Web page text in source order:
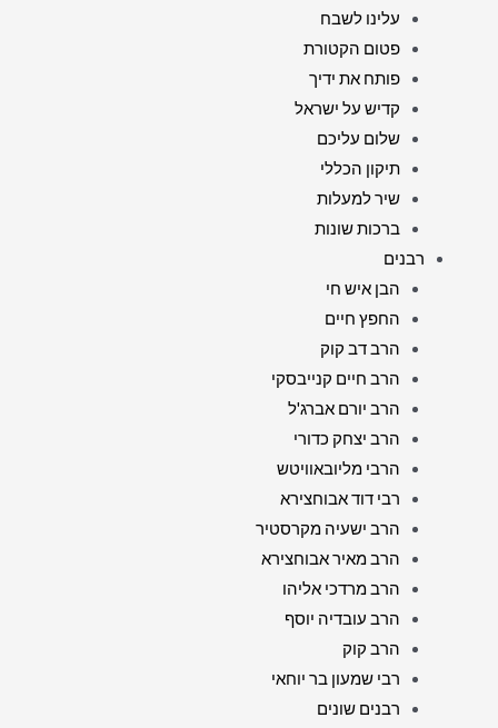
עלינו לשבח
פטום הקטורת
פותח את ידיך
קדיש על ישראל
שלום עליכם
תיקון הכללי
שיר למעלות
ברכות שונות
רבנים
הבן איש חי
החפץ חיים
הרב דב קוק
הרב חיים קנייבסקי
הרב יורם אברג'ל
הרב יצחק כדורי
הרבי מליובאוויטש
רבי דוד אבוחצירא
הרב ישעיה מקרסטיר
הרב מאיר אבוחצירא
הרב מרדכי אליהו
הרב עובדיה יוסף
הרב קוק
רבי שמעון בר יוחאי
רבנים שונים